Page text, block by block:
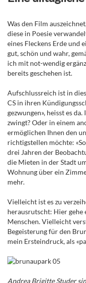
Was den Film
diese in Poesie
eines Fleckens Erde und
gut, schön und wahr,
ich mit not-wendig
bereits geschehen ist.
Aufschlussreich ist in
CS in ihren
gezwungen», heisst es
zwingt? Oder in einem
ermöglichen Ihnen den
richtigstellen möchte:
drei Jahren der
die Mieten in der Stadt
Wohnung über ein
mehr.
Vielleicht ist es zu
herausrutscht: Hier gehe
Menschen. Vielleicht
Begeisterung für den
mein Ersteindruck, als
Andrea Brigitte Studer